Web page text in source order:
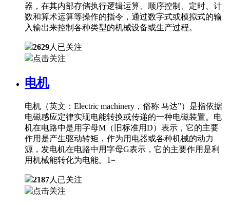
器，在其内部存储执行逻辑运算、顺序控制、定时、计
数和算术运算等操作的指令，通过数字式或模拟式的输
入输出来控制各种类型的机械设备或生产过程。
2629人已关注
点击关注
电机
电机（英文：Electric machinery，俗称 马达”）是指依据
电磁感应定律实现电能转换或传递的一种电磁装置。电
机在电路中是用字母M（旧标准用D）表示，它的主要
作用是产生驱动转矩，作为用电器或各种机械的动力
源，发电机在电路中用字母G表示，它的主要作用是利
用机械能转化为电能。1=
2187人已关注
点击关注